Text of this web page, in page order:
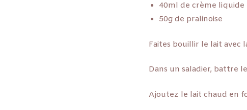
40ml de crème liquide
50g de pralinoise
Faites bouillir le lait avec
Dans un saladier, battre
Ajoutez le lait chaud en